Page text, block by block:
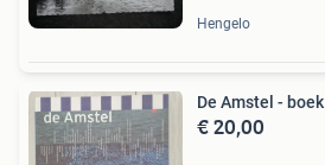
Hengelo
De Amstel - boek
€ 20,00